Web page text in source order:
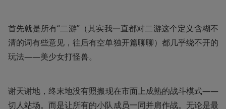
首先就是所有“二游”（其实我一直都对二游这个定义含糊不
清的词有些意见，往后有空单独开篇聊聊）都几乎绕不开的
玩法——美少女打怪兽。
谢天谢地，终末地没有照搬现在市面上成熟的战斗模式——
切人站场。而是让所有的小队成员一同并肩作战。无论是最